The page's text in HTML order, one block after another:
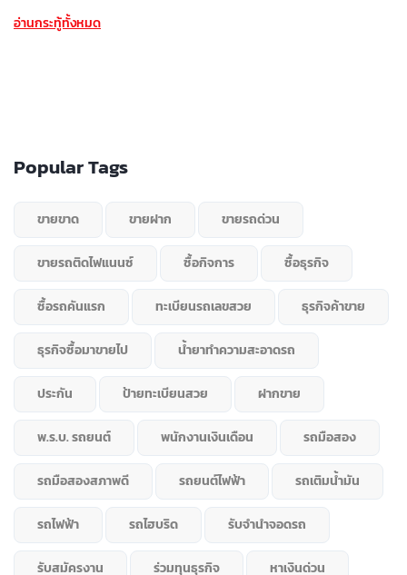
อ่านกระทู้ทั้งหมด
Popular Tags
ขายขาด ขายฝาก ขายรถด่วน
ขายรถติดไฟแนนซ์ ซื้อกิจการ ซื้อธุรกิจ
ซื้อรถคันแรก ทะเบียนรถเลขสวย ธุรกิจค้าขาย
ธุรกิจซื้อมาขายไป น้ำยาทำความสะอาดรถ
ประกัน ป้ายทะเบียนสวย ฝากขาย
พ.ร.บ. รถยนต์ พนักงานเงินเดือน รถมือสอง
รถมือสองสภาพดี รถยนต์ไฟฟ้า รถเติมน้ำมัน
รถไฟฟ้า รถไฮบริด รับจำนำจอดรถ
รับสมัครงาน ร่วมทุนธุรกิจ หาเงินด่วน